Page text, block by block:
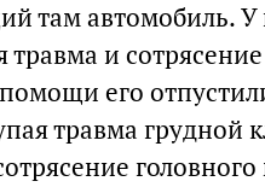
там автомобиль.
и
его
травма грудной
головного